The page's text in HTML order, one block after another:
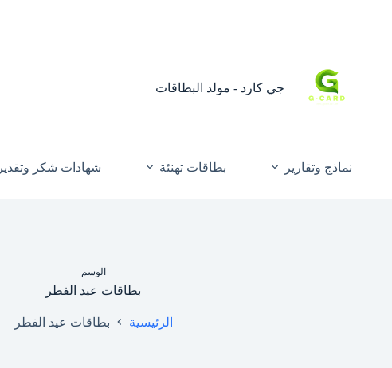
جي كارد - مولد البطاقات
نماذج وتقارير بطاقات تهنئة شهادات شكر وتقدير
الوسم
بطاقات عيد الفطر
الرئيسية بطاقات عيد الفطر